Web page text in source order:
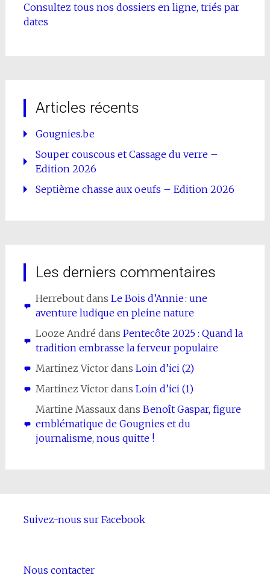
Consultez tous nos dossiers en ligne, triés par
dates
Articles récents
Gougnies.be
Souper couscous et Cassage du verre –
Edition 2026
Septième chasse aux oeufs – Edition 2026
Les derniers commentaires
Herreboutdans Le Bois d’Annie : une
aventure ludique en pleine nature
Looze André dans Pentecôte 2025 : Quand la
tradition embrasse la ferveur populaire
Martinez Victordans Loin d’ici (2)
Martinez Victordans Loin d’ici (1)
Martine Massauxdans Benoît Gaspar, figure
emblématique de Gougnies et du
journalisme, nous quitte !
Suivez-nous sur Facebook
Nous contacter